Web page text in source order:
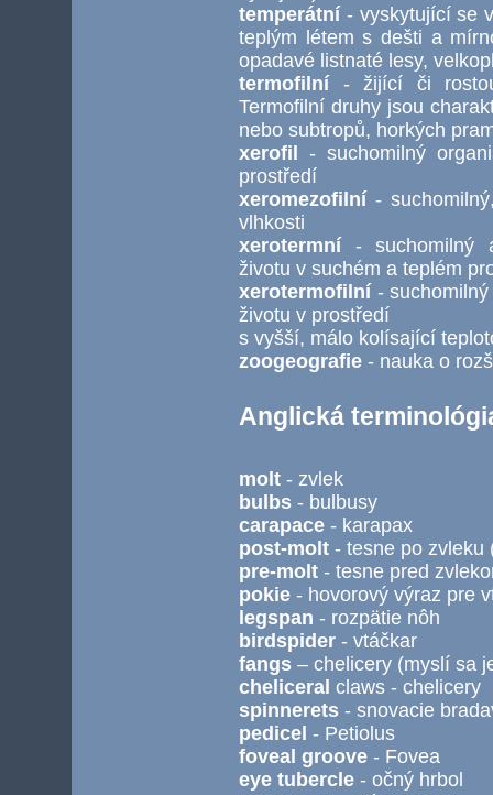
temperátní - vyskytující se
teplým létem s dešti a
opadavé listnaté lesy,
termofilní - žijící či
Termofilní druhy jsou
nebo subtropů, horkých
xerofil
- suchomilný
prostředí
xeromezofilní -
vlhkosti
xerotermní - suchomilný
životu v suchém a teplém
xerotermofilní -
životu v prostředí
s vyšší, málo kolísající
zoogeografie - nauka o
Anglická
molt - zvlek
bulbs - bulbusy
carapace - karapax
post-molt - tesne po zvleku
pre-molt - tesne pred
pokie - hovorový výraz pre
legspan - rozpätie nôh
birdspider - vtáčkar
fangs – chelicery (myslí sa
cheliceral claws - chelicery
spinnerets - snovacie
pedicel - Petiolus
foveal groove - Fovea
eye tubercle - očný hrbol